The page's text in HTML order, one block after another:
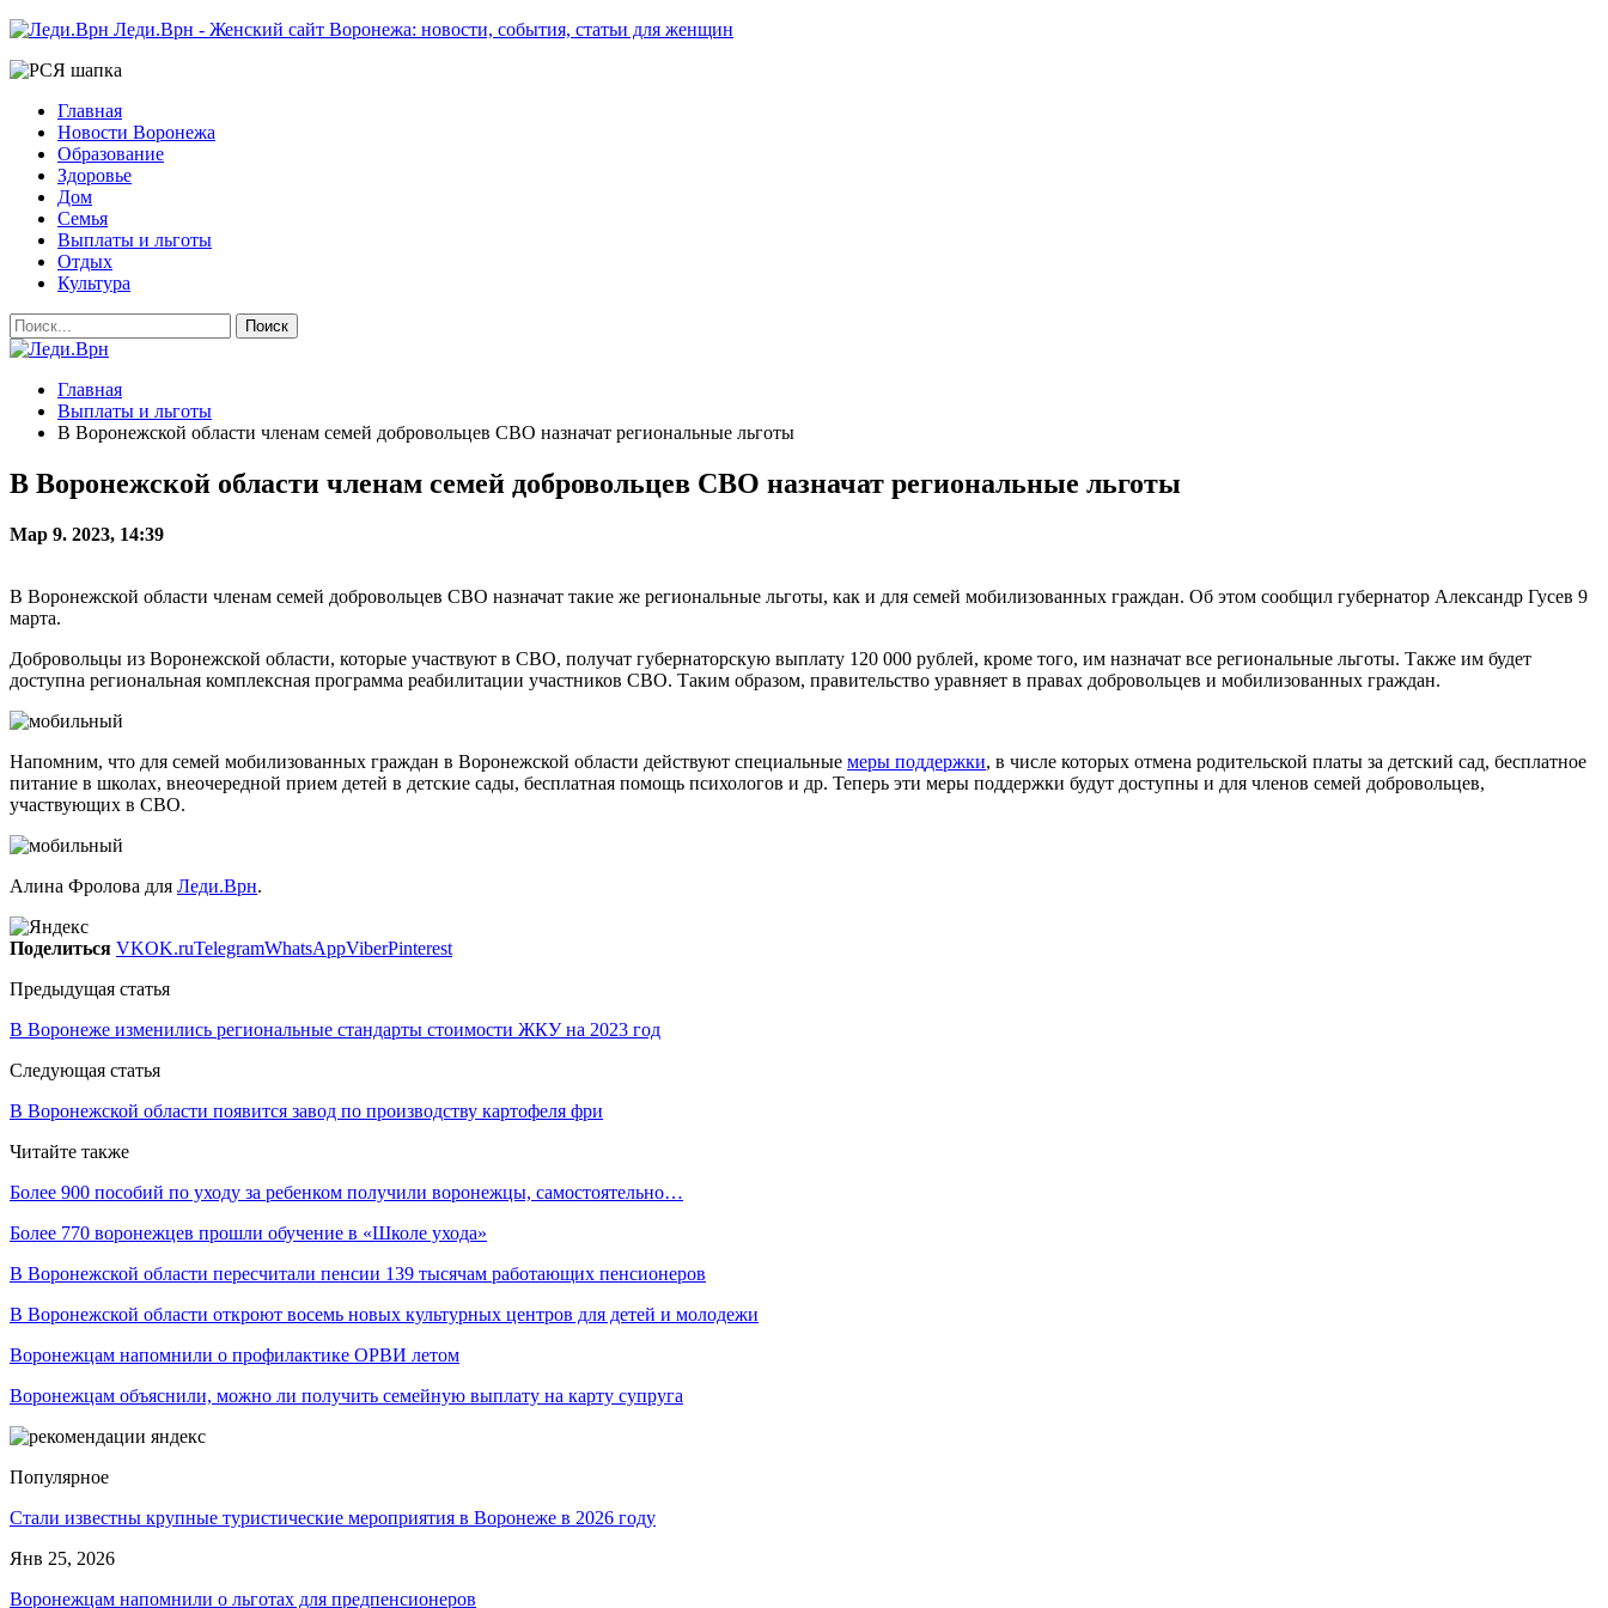
Леди.Врн - Женский сайт Воронежа: новости, события, статьи для женщин
Главная
Новости Воронежа
Образование
Здоровье
Дом
Семья
Выплаты и льготы
Отдых
Культура
Главная
Выплаты и льготы
В Воронежской области членам семей добровольцев СВО назначат региональные льготы
В Воронежской области членам семей добровольцев СВО назначат региональные льготы
Мар 9. 2023, 14:39
В Воронежской области членам семей добровольцев СВО назначат такие же региональные льготы, как и для семей мобилизованных граждан. Об этом сообщил губернатор Александр Гусев 9
марта.
Добровольцы из Воронежской области, которые участвуют в СВО, получат губернаторскую выплату 120 000 рублей, кроме того, им назначат все региональные льготы. Также им будет
доступна региональная комплексная программа реабилитации участников СВО. Таким образом, правительство уравняет в правах добровольцев и мобилизованных граждан.
Напомним, что для семей мобилизованных граждан в Воронежской области действуют специальные меры поддержки, в числе которых отмена родительской платы за детский сад, бесплатное
питание в школах, внеочередной прием детей в детские сады, бесплатная помощь психологов и др. Теперь эти меры поддержки будут доступны и для членов семей добровольцев,
участвующих в СВО.
Алина Фролова для Леди.Врн.
Поделиться VKOK.ruTelegramWhatsAppViberPinterest
Предыдущая статья
В Воронеже изменились региональные стандарты стоимости ЖКУ на 2023 год
Следующая статья
В Воронежской области появится завод по производству картофеля фри
Читайте также
Более 900 пособий по уходу за ребенком получили воронежцы, самостоятельно…
Более 770 воронежцев прошли обучение в «Школе ухода»
В Воронежской области пересчитали пенсии 139 тысячам работающих пенсионеров
В Воронежской области откроют восемь новых культурных центров для детей и молодежи
Воронежцам напомнили о профилактике ОРВИ летом
Воронежцам объяснили, можно ли получить семейную выплату на карту супруга
Популярное
Стали известны крупные туристические мероприятия в Воронеже в 2026 году
Янв 25, 2026
Воронежцам напомнили о льготах для предпенсионеров